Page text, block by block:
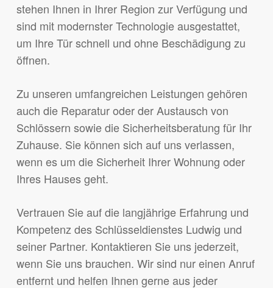
stehen Ihnen in Ihrer Region zur Verfügung und
sind mit modernster Technologie ausgestattet,
um Ihre Tür schnell und ohne Beschädigung zu
öffnen.
Zu unseren umfangreichen Leistungen gehören
auch die Reparatur oder der Austausch von
Schlössern sowie die Sicherheitsberatung für Ihr
Zuhause. Sie können sich auf uns verlassen,
wenn es um die Sicherheit Ihrer Wohnung oder
Ihres Hauses geht.
Vertrauen Sie auf die langjährige Erfahrung und
Kompetenz des Schlüsseldienstes Ludwig und
seiner Partner. Kontaktieren Sie uns jederzeit,
wenn Sie uns brauchen. Wir sind nur einen Anruf
entfernt und helfen Ihnen gerne aus jeder